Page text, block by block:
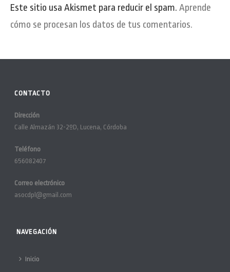
Este sitio usa Akismet para reducir el spam. Aprende
cómo se procesan los datos de tus comentarios.
CONTACTO
Dirección
Calle Almazán 32-2ºD, Lucena, Córdoba
Teléfono
656082407
Correo electrónico
asocdpl@gmail.com
NAVEGACIÓN
Inicio